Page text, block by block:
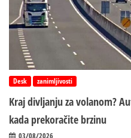
Desk zanimljivosti
Kraj divljanju za volanom?
kada prekoračite brzinu
03/08/2026